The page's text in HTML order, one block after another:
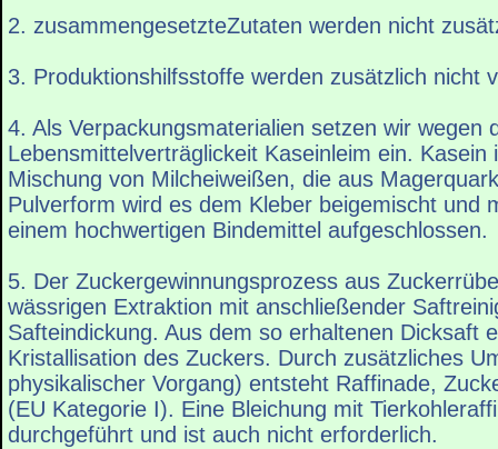
2. zusammengesetzteZutaten werden nicht
3. Produktionshilfsstoffe werden zusätzlich nicht
4. Als Verpackungsmaterialien setzen wir wegen
Lebensmittelverträglickeit Kaseinleim ein. Kasein
Mischung von Milcheiweißen, die aus
Pulverform wird es dem Kleber beigemischt und
einem hochwertigen Bindemittel aufgeschlossen.
5. Der Zuckergewinnungsprozess aus
wässrigen Extraktion mit anschließender
Safteindickung. Aus dem so erhaltenen Dicksaft
Kristallisation des Zuckers. Durch zusätzliches
physikalischer Vorgang) entsteht Raffinade,
(EU Kategorie I). Eine Bleichung mit
durchgeführt und ist auch nicht erforderlich.